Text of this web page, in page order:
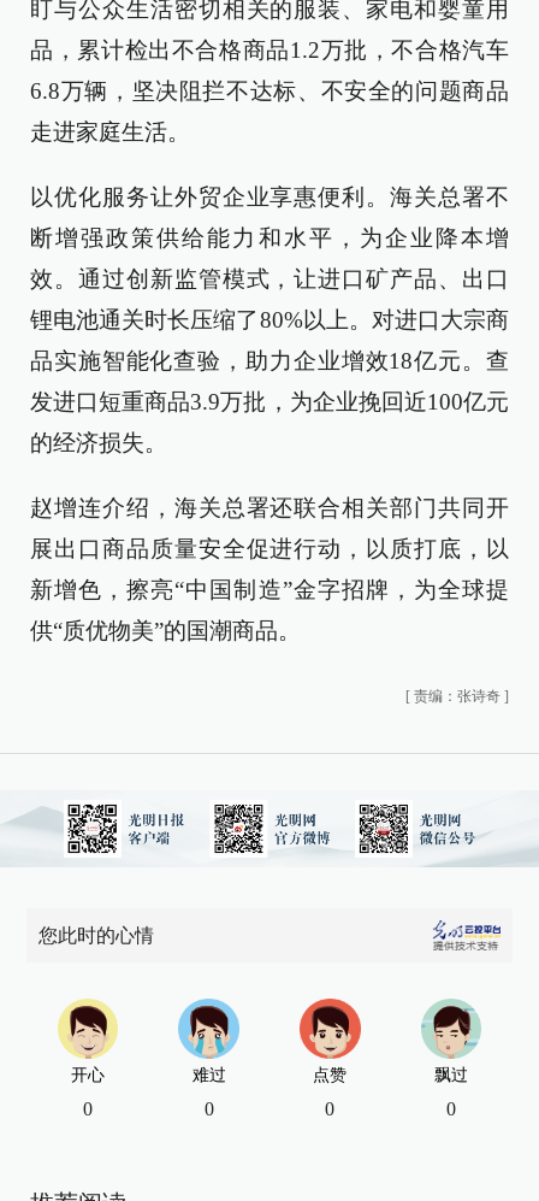
盯与公众生活密切相关的服装、家电和婴童用
品，累计检出不合格商品1.2万批，不合格汽车
6.8万辆，坚决阻拦不达标、不安全的问题商品
走进家庭生活。
以优化服务让外贸企业享惠便利。海关总署不
断增强政策供给能力和水平，为企业降本增
效。通过创新监管模式，让进口矿产品、出口
锂电池通关时长压缩了80%以上。对进口大宗商
品实施智能化查验，助力企业增效18亿元。查
发进口短重商品3.9万批，为企业挽回近100亿元
的经济损失。
赵增连介绍，海关总署还联合相关部门共同开
展出口商品质量安全促进行动，以质打底，以
新增色，擦亮“中国制造”金字招牌，为全球提
供“质优物美”的国潮商品。
[ 责编：张诗奇 ]
您此时的心情
开心
0
难过
0
点赞
0
飘过
0